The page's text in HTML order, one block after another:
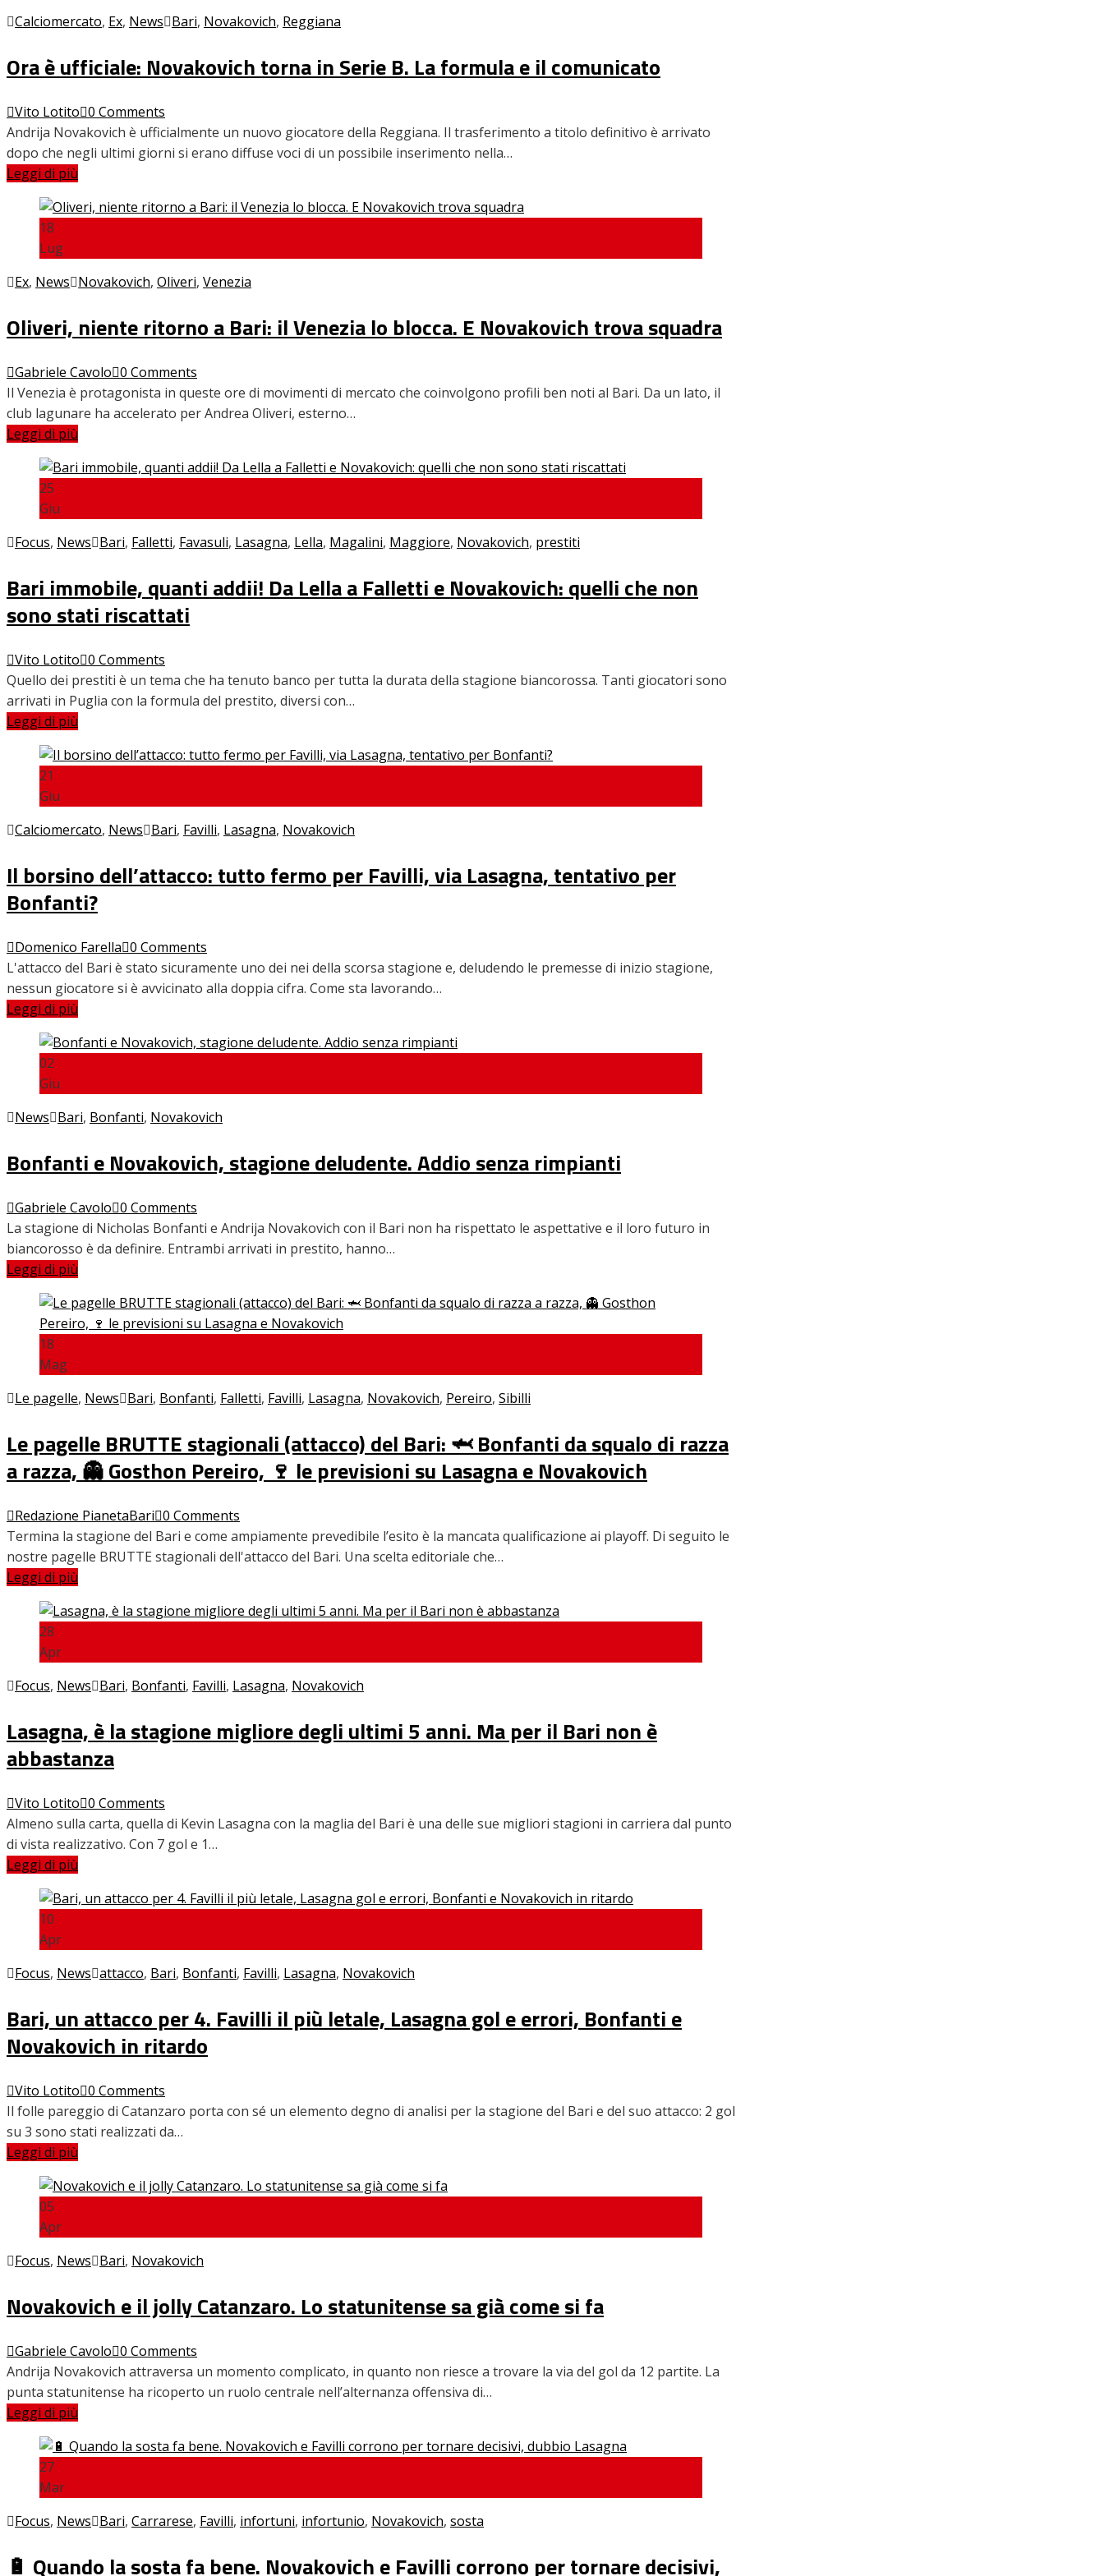
INTERVISTE
FOCUS
CALCIOMERCATO
SERIE B
VIDEO
Home
News
Amarcord
L’avversario
Le pagelle
Interviste
Calciomercato
Serie B
Video
Calciomercato, Ex, News Bari, Novakovich, Reggiana
Ora è ufficiale: Novakovich torna in Serie B. La formula e il comunicato
Vito Lotito 0 Comments
Andrija Novakovich è ufficialmente un nuovo giocatore della Reggiana. Il trasferimento a titolo definitivo è arrivato
dopo che negli ultimi giorni si erano diffuse voci di un possibile inserimento nella…
Leggi di più
18
Lug
Ex, News Novakovich, Oliveri, Venezia
Oliveri, niente ritorno a Bari: il Venezia lo blocca. E Novakovich trova squadra
Gabriele Cavolo 0 Comments
Il Venezia è protagonista in queste ore di movimenti di mercato che coinvolgono profili ben noti al Bari. Da un lato, il
club lagunare ha accelerato per Andrea Oliveri, esterno…
Leggi di più
25
Giu
Focus, News Bari, Falletti, Favasuli, Lasagna, Lella, Magalini, Maggiore, Novakovich, prestiti
Bari immobile, quanti addii! Da Lella a Falletti e Novakovich: quelli che non
sono stati riscattati
Vito Lotito 0 Comments
Quello dei prestiti è un tema che ha tenuto banco per tutta la durata della stagione biancorossa. Tanti giocatori sono
arrivati in Puglia con la formula del prestito, diversi con…
Leggi di più
21
Giu
Calciomercato, News Bari, Favilli, Lasagna, Novakovich
Il borsino dell’attacco: tutto fermo per Favilli, via Lasagna, tentativo per
Bonfanti?
Domenico Farella 0 Comments
L'attacco del Bari è stato sicuramente uno dei nei della scorsa stagione e, deludendo le premesse di inizio stagione,
nessun giocatore si è avvicinato alla doppia cifra. Come sta lavorando…
Leggi di più
02
Giu
News Bari, Bonfanti, Novakovich
Bonfanti e Novakovich, stagione deludente. Addio senza rimpianti
Gabriele Cavolo 0 Comments
La stagione di Nicholas Bonfanti e Andrija Novakovich con il Bari non ha rispettato le aspettative e il loro futuro in
biancorosso è da definire. Entrambi arrivati in prestito, hanno…
Leggi di più
18
Mag
Le pagelle, News Bari, Bonfanti, Falletti, Favilli, Lasagna, Novakovich, Pereiro, Sibilli
Le pagelle BRUTTE stagionali (attacco) del Bari: 🦈 Bonfanti da squalo di razza
a razza, 👻 Gosthon Pereiro, 🍷 le previsioni su Lasagna e Novakovich
Redazione PianetaBari 0 Comments
Termina la stagione del Bari e come ampiamente prevedibile l’esito è la mancata qualificazione ai playoff. Di seguito le
nostre pagelle BRUTTE stagionali dell'attacco del Bari. Una scelta editoriale che…
Leggi di più
28
Apr
Focus, News Bari, Bonfanti, Favilli, Lasagna, Novakovich
Lasagna, è la stagione migliore degli ultimi 5 anni. Ma per il Bari non è
abbastanza
Vito Lotito 0 Comments
Almeno sulla carta, quella di Kevin Lasagna con la maglia del Bari è una delle sue migliori stagioni in carriera dal punto
di vista realizzativo. Con 7 gol e 1…
Leggi di più
10
Apr
Focus, News attacco, Bari, Bonfanti, Favilli, Lasagna, Novakovich
Bari, un attacco per 4. Favilli il più letale, Lasagna gol e errori, Bonfanti e
Novakovich in ritardo
Vito Lotito 0 Comments
Il folle pareggio di Catanzaro porta con sé un elemento degno di analisi per la stagione del Bari e del suo attacco: 2 gol
su 3 sono stati realizzati da…
Leggi di più
05
Apr
Focus, News Bari, Novakovich
Novakovich e il jolly Catanzaro. Lo statunitense sa già come si fa
Gabriele Cavolo 0 Comments
Andrija Novakovich attraversa un momento complicato, in quanto non riesce a trovare la via del gol da 12 partite. La
punta statunitense ha ricoperto un ruolo centrale nell’alternanza offensiva di…
Leggi di più
27
Mar
Focus, News Bari, Carrarese, Favilli, infortuni, infortunio, Novakovich, sosta
🔋 Quando la sosta fa bene. Novakovich e Favilli corrono per tornare decisivi,